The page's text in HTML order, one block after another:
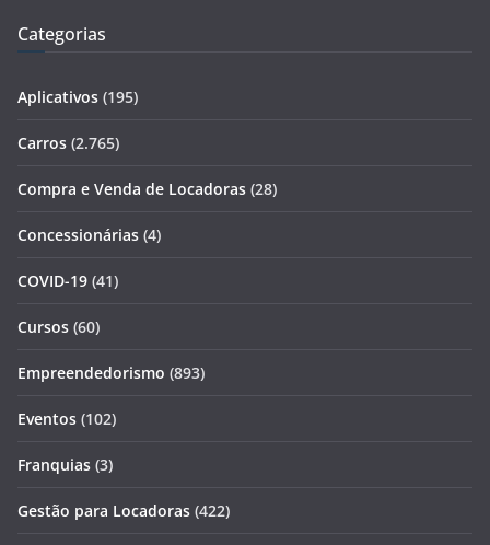
Categorias
Aplicativos (195)
Carros (2.765)
Compra e Venda de Locadoras (28)
Concessionárias (4)
COVID-19 (41)
Cursos (60)
Empreendedorismo (893)
Eventos (102)
Franquias (3)
Gestão para Locadoras (422)